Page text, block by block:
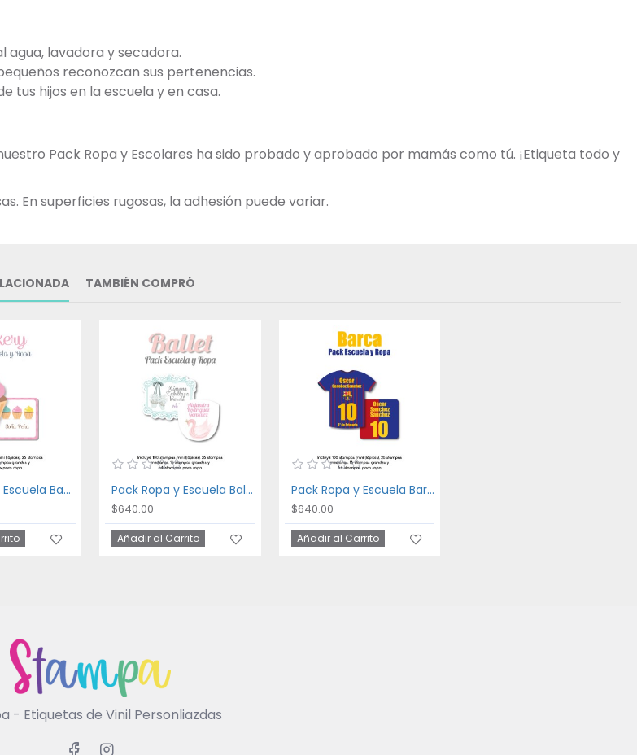
agua, lavadora y secadora.
reconozcan sus pertenencias.
tus hijos en la escuela y en casa.
Pack Ropa y Escolares ha sido probado y aprobado por mamás como tú. ¡Etiqueta todo y
En superficies rugosas, la adhesión puede variar.
TAMBIÉN COMPRÓ
Pack Ropa y Escuela Bakery Pack Ropa y Escuela Ballet
$640.00
Añadir al Carrito
Pack Ropa y Escuela Barca
$640.00
Añadir al Carrito
- Etiquetas de Vinil Personliazdas